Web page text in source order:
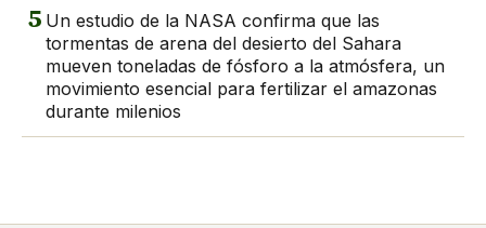
5 Un estudio de la NASA confirma que las
tormentas de arena del desierto del Sahara
mueven toneladas de fósforo a la atmósfera, un
movimiento esencial para fertilizar el amazonas
durante milenios